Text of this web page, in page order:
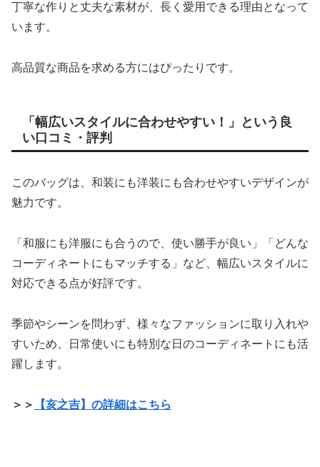
丁寧な作りと丈夫な素材が、長く愛用できる理由となって
います。
高品質な商品を求める方にはぴったりです。
「幅広いスタイルに合わせやすい！」という良
い口コミ・評判
このバッグは、和装にも洋装にも合わせやすいデザインが
魅力です。
「和服にも洋服にも合うので、使い勝手が良い」「どんな
コーディネートにもマッチする」など、幅広いスタイルに
対応できる点が好評です。
季節やシーンを問わず、様々なファッションに取り入れや
すいため、日常使いにも特別な日のコーディネートにも活
躍します。
＞＞ 【亥之吉】の詳細はこちら